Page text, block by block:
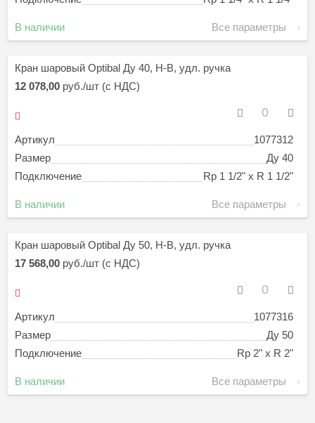
В наличии Все параметры
Кран шаровый Optibal Ду 40, Н-В, удл. ручка
Артикул
1077312
Размер
Ду 40
Подключение
Rp 1 1/2" х R 1 1/2"
12 078,00 руб./шт (с НДС)
В наличии Все параметры
Кран шаровый Optibal Ду 50, Н-В, удл. ручка
Артикул
1077316
Размер
Ду 50
Подключение
Rp 2" х R 2"
17 568,00 руб./шт (с НДС)
В наличии Все параметры